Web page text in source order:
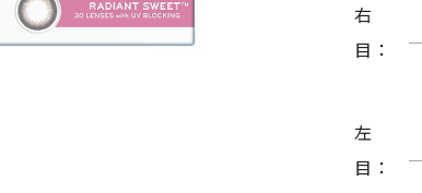
右
目：
左
目：